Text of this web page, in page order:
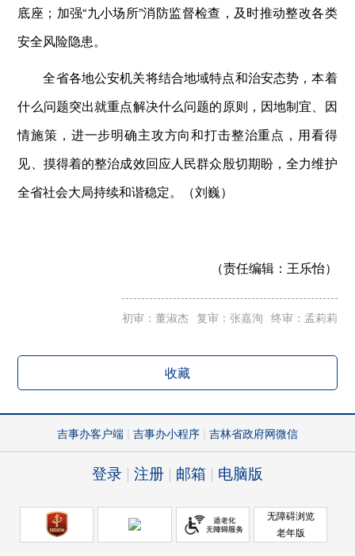
底座；加强“九小场所”消防监督检查，及时推动整改各类
安全风险隐患。
全省各地公安机关将结合地域特点和治安态势，本着
什么问题突出就重点解决什么问题的原则，因地制宜、因
情施策，进一步明确主攻方向和打击整治重点，用看得
见、摸得着的整治成效回应人民群众殷切期盼，全力维护
全省社会大局持续和谐稳定。（刘巍）
（责任编辑： 王乐怡）
初审：董淑杰 复审：张嘉洵 终审：孟莉莉
收藏